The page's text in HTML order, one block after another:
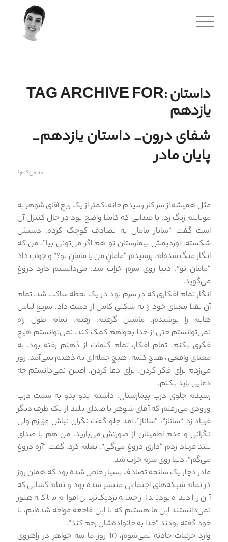
TAG ARCHIVE FOR:داستان
یازدهم
شفای درون_ داستان یازدهم_
پایان مادر
چه می‌کنم؟
مثل همیشه از سر کار رسیدم خانه. کمتر از یک ربع آقای شوهر به
موبایلم زنگ زد. با صدایی که کاملا واضح بود در حال کنترل آن
است گفت “ساناز مامان یه تصادف کوچک کرده، دستش
شکسته. آوردیمش بیمارستان تو هم اگر می‌تونی بیا”. من که
انگار منگ شده‌ام، پرسیدم “مامانِ من یا مامانِ تو؟” و جواب داد
“مامان تو”. دنیا روی سرم خراب شد. می‌دانستم دارد دروغ
می‌گوید.
انگار تمام افکاری که در سرم بود در یک لحظه ساکت شد. تمام
آن تقلا معنای خود را به شکلی کامل از دست داد. سریع لباس
هایم را پوشیدم. ماشین گرفتم، رفتم. تمام طول راه
نمی‌توانستم حتی از خدا بخواهم کمک کند. نمی‌توانستم هیچ
فکری بکنم. تمام افکار، تمام کلمات از ذهنم رفته بود. به
معنای واقعی، هیچ کلمه، هیچ جمله‌ای به ذهنم نمی‌آمد. زور
می‌زدم برای فکر کردن. برای دعا کردن. اصلن نمی‌دانستم چه
دعایی باید بکنم.
رسیدم جلوی درب بیمارستان. داشتم بدو بدو به سمت درب
ورودی می‌رفتم که آقای شوهر با صدای بلند از یک طرف دیگر
فریاد زد “ساناز”، “ساناز”. آمد جلو گفت نگران نباش عزیزم ولی
نگرانی و عدم اطمینان از صورتش می‌بارید. من هم با صدای
بلند فریاد زدم “داری دروغ می‌گی”، بغلم کرد، گفت “آره دروغ
می‌گم”. دنیا روی سرم خراب شد.
مادر دچار یک سانحه تصادف بسیار خاص شده بود که همان روز
در تمام شبکه‌های اجتماعی منتشر شده بود و تمام کسانی که
آن را دیده بودند از جمله نزدیک‌ترین اقوام ما که هنوز
نمی‌دانستند این ما هستیم که با این فاجعه مواجه شده‌ایم، با
خود گفته بودند “خدا به خانواده‌شان رحم کند”.
وارد جزئیات حادثه نمی‌شوم، 10 روز ما سه خواهر در راهروی